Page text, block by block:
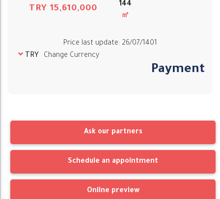
144
㎡
TRY 15,610,000
Price last update: 26/07/1401
Change Currency
TRY
Payment
Ask our partners
Schedule an appointment
Online preview